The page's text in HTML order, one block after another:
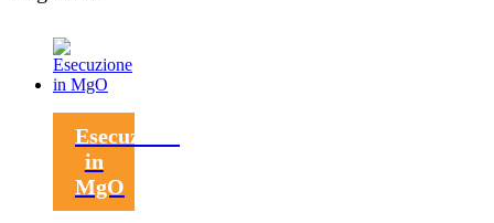
Esecuzione
in
MgO